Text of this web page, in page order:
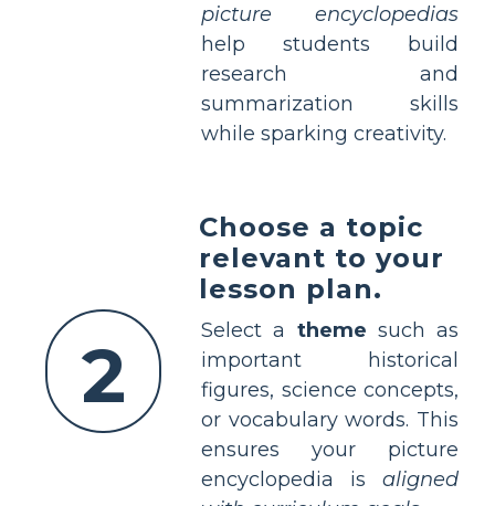
picture encyclopedias
help students build
research and
summarization skills
while sparking creativity.
2
Choose a topic
relevant to your
lesson plan.
Select a theme such as
important historical
figures, science concepts,
or vocabulary words. This
ensures your picture
encyclopedia is aligned